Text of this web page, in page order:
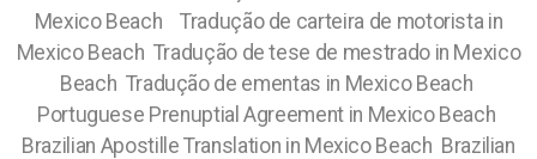
Mexico Beach Tradução de carteira de motorista in
Mexico Beach Tradução de tese de mestrado in Mexico
Beach Tradução de ementas in Mexico Beach
Portuguese Prenuptial Agreement in Mexico Beach
Brazilian Apostille Translation in Mexico Beach Brazilian